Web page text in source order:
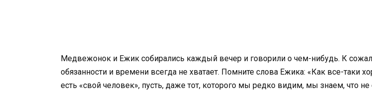
Медвежонок и Ежик собирались каждый вечер и говорили о чем-нибудь. К
обязанности и времени всегда не хватает. Помните слова Ежика: «Как все-таки
есть «свой человек», пусть, даже тот, которого мы редко видим, мы знаем, что